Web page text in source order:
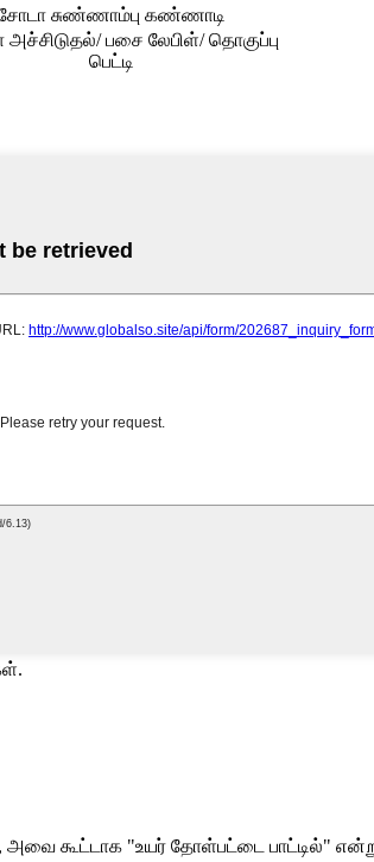
சுண்ணாம்பு கண்ணாடி
பசை லேபிள்/ தொகுப்பு
பெட்டி
அவை கூட்டாக "உயர் தோள்பட்டை பாட்டில்"